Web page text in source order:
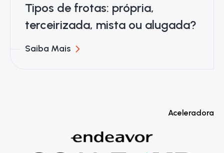
Tipos de frotas: própria,
terceirizada, mista ou alugada?
Saiba Mais
Aceleradora